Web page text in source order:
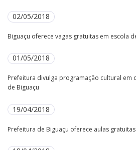
02/05/2018
Biguaçu oferece vagas gratuitas em escola
01/05/2018
Prefeitura divulga programação cultural em
de Biguaçu
19/04/2018
Prefeitura de Biguaçu oferece aulas